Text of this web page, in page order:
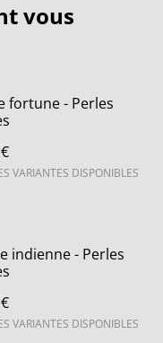
vous
fortune - Perles
VARIANTES DISPONIBLES
indienne - Perles
VARIANTES DISPONIBLES